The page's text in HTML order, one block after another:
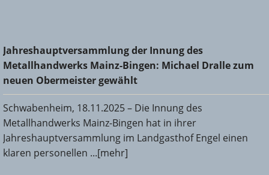
Jahreshauptversammlung der Innung des
Metallhandwerks Mainz-Bingen: Michael Dralle zum neuen
Obermeister gewählt
Jahreshauptversammlung der Innung des
Metallhandwerks Mainz-Bingen: Michael Dralle zum
neuen Obermeister gewählt
Schwabenheim, 18.11.2025 – Die Innung des
Metallhandwerks Mainz-Bingen hat in ihrer
Jahreshauptversammlung im Landgasthof Engel einen
klaren personellen ...[mehr]